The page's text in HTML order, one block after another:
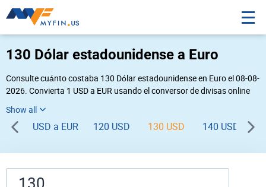
130 Dólar estadounidense a Euro
Consulte cuánto costaba 130 Dólar estadounidense en Euro el 08-08-
2026. Convierta 1 USD a EUR usando el conversor de divisas online
USD a EUR 120 USD 130 USD 140 USD